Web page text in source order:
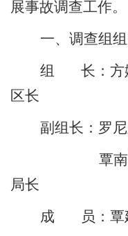
展事故调查工作。
一、调查组
组
长： 方
区长
副组长： 罗
覃
局长
成
员： 覃